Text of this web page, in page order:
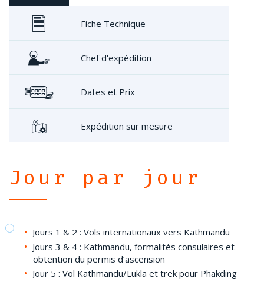
Fiche Technique
Chef d'expédition
Dates et Prix
Expédition sur mesure
Jour par jour
Jours 1 & 2 : Vols internationaux vers Kathmandu
Jours 3 & 4 : Kathmandu, formalités consulaires et
obtention du permis d’ascension
Jour 5 : Vol Kathmandu/Lukla et trek pour Phakding